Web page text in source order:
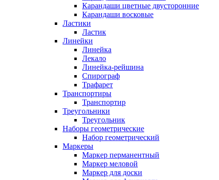
Карандаши цветные двусторонние
Карандаши восковые
Ластики
Ластик
Линейки
Линейка
Лекало
Линейка-рейшина
Спирограф
Трафарет
Транспортиры
Транспортир
Треугольники
Треугольник
Наборы геометрические
Набор геометрический
Маркеры
Маркер перманентный
Маркер меловой
Маркер для доски